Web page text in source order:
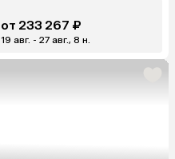
от 233 267 ₽
19 авг. - 27 авг., 8 н.